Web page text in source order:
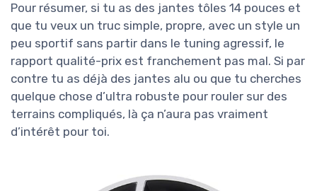
Pour résumer, si tu as des jantes tôles 14 pouces et
que tu veux un truc simple, propre, avec un style un
peu sportif sans partir dans le tuning agressif, le
rapport qualité-prix est franchement pas mal. Si par
contre tu as déjà des jantes alu ou que tu cherches
quelque chose d’ultra robuste pour rouler sur des
terrains compliqués, là ça n’aura pas vraiment
d’intérêt pour toi.